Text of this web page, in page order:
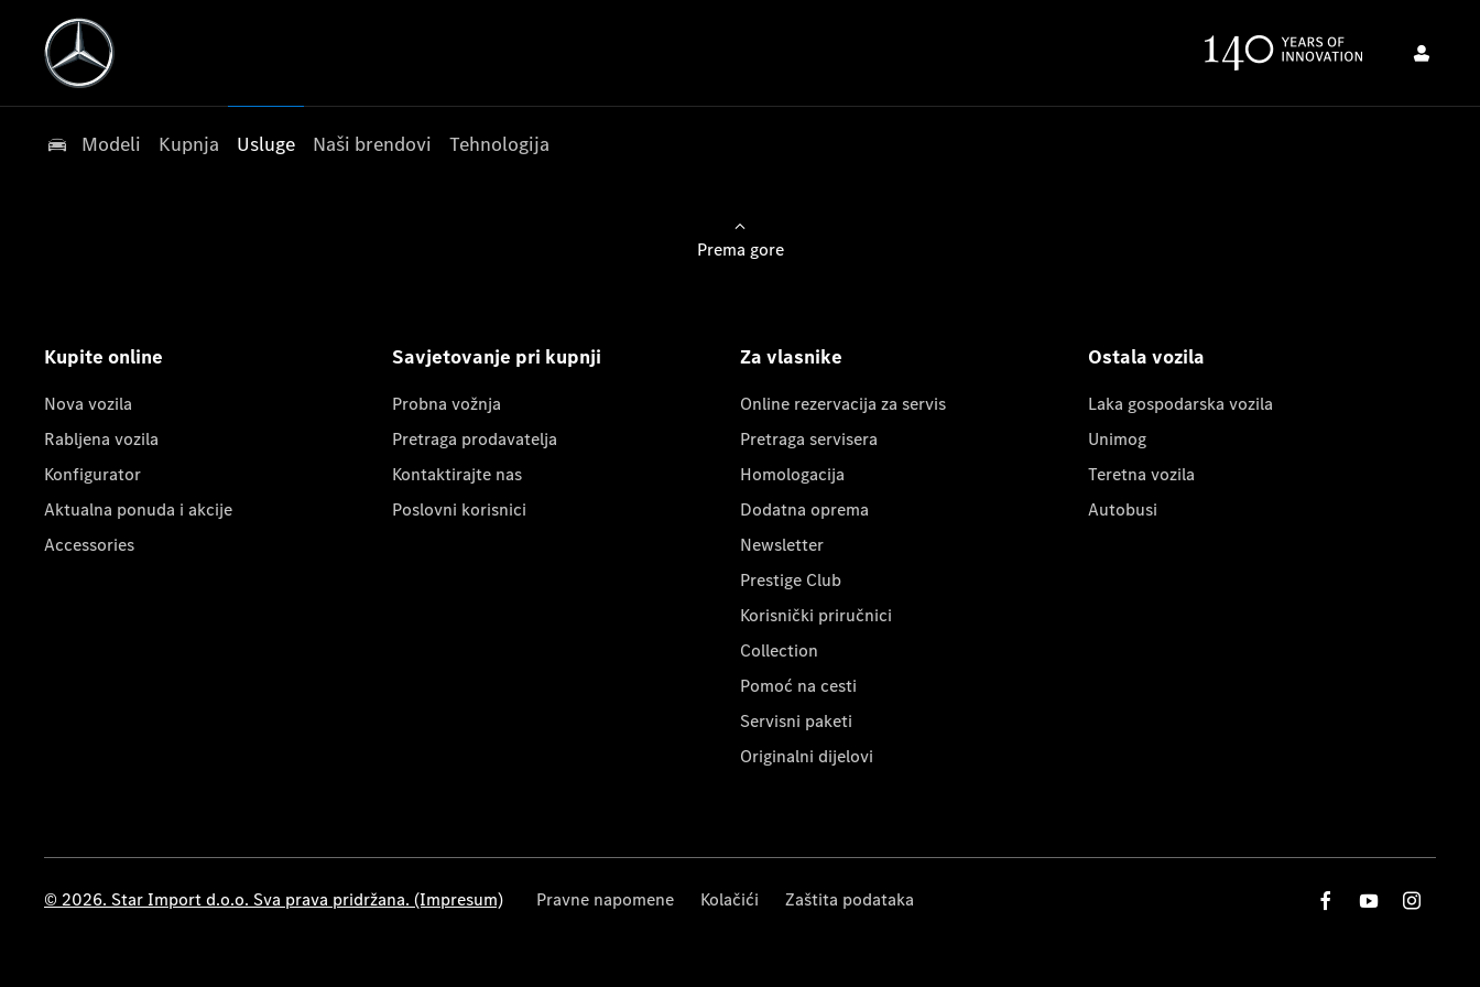
Modeli Kupnja Usluge Naši brendovi Tehnologija
Prema gore
Kupite online
Nova vozila
Rabljena vozila
Konfigurator
Aktualna ponuda i akcije
Accessories
Savjetovanje pri kupnji
Probna vožnja
Pretraga prodavatelja
Kontaktirajte nas
Poslovni korisnici
Za vlasnike
Online rezervacija za servis
Pretraga servisera
Homologacija
Dodatna oprema
Newsletter
Prestige Club
Korisnički priručnici
Collection
Pomoć na cesti
Servisni paketi
Originalni dijelovi
Ostala vozila
Laka gospodarska vozila
Unimog
Teretna vozila
Autobusi
© 2026. Star Import d.o.o. Sva prava pridržana. (Impresum) Pravne napomene Kolačići Zaštita podataka